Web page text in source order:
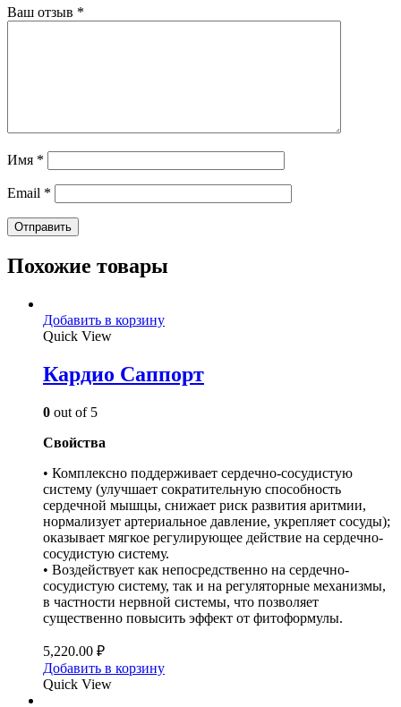
Ваш отзыв *
Имя *
Email *
Похожие товары
Добавить в корзину
Quick View
Кардио Саппорт
0 out of 5
Свойства
• Комплексно поддерживает сердечно-сосудистую
систему (улучшает сократительную способность
сердечной мышцы, снижает риск развития аритмии,
нормализует артериальное давление, укрепляет сосуды);
оказывает мягкое регулирующее действие на сердечно-
сосудистую систему.
• Воздействует как непосредственно на сердечно-
сосудистую систему, так и на регуляторные механизмы,
в частности нервной системы, что позволяет
существенно повысить эффект от фитоформулы.
5,220.00 ₽
Добавить в корзину
Quick View